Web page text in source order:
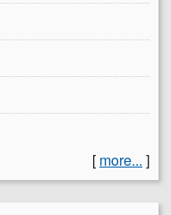
[ more... ]